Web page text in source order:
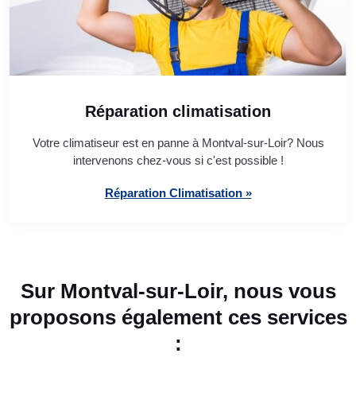
Réparation climatisation
Votre climatiseur est en panne à Montval-sur-Loir? Nous
intervenons chez-vous si c'est possible !
Réparation Climatisation »
Sur Montval-sur-Loir, nous vous
proposons également ces services
: